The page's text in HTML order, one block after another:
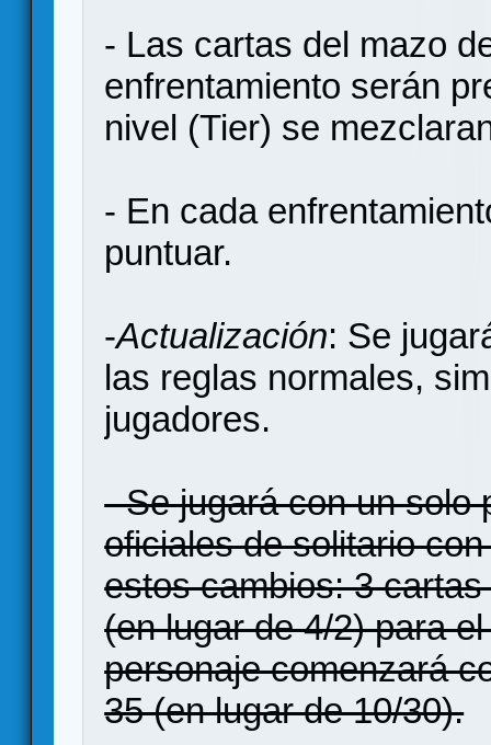
- Las cartas del mazo
enfrentamiento serán
nivel (Tier) se
- En cada
puntuar.
-Actualización: Se
las reglas normales,
jugadores.
- Se jugará con un solo
oficiales de solitario
estos cambios: 3
(en lugar de 4/2) para
personaje comenzará
35 (en lugar de 10/30).